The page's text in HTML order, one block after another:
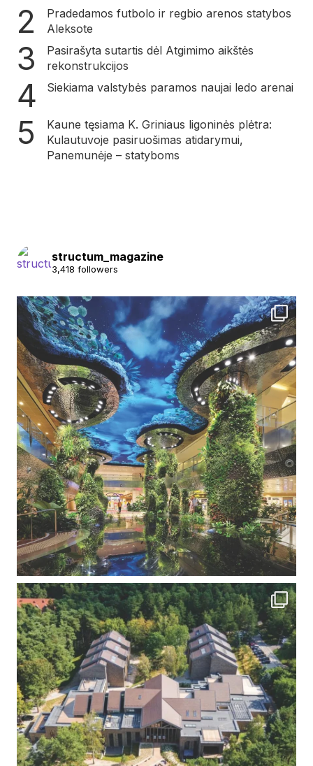
Pradedamos futbolo ir regbio arenos statybos
Aleksote
Pasirašyta sutartis dėl Atgimimo aikštės
rekonstrukcijos
Siekiama valstybės paramos naujai ledo arenai
Kaune tęsiama K. Griniaus ligoninės plėtra:
Kulautuvoje pasiruošimas atidarymui,
Panemunėje – statyboms
structum_magazine
3,418 followers